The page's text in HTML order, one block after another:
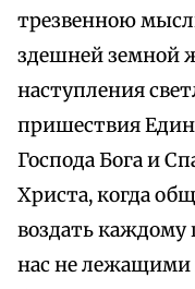
трезвенною
здешней земной
наступления
пришествия
Господа Бога и
Христа, когда
воздать каждому
нас не